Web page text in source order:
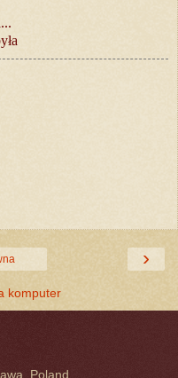
›
komputer
Poland